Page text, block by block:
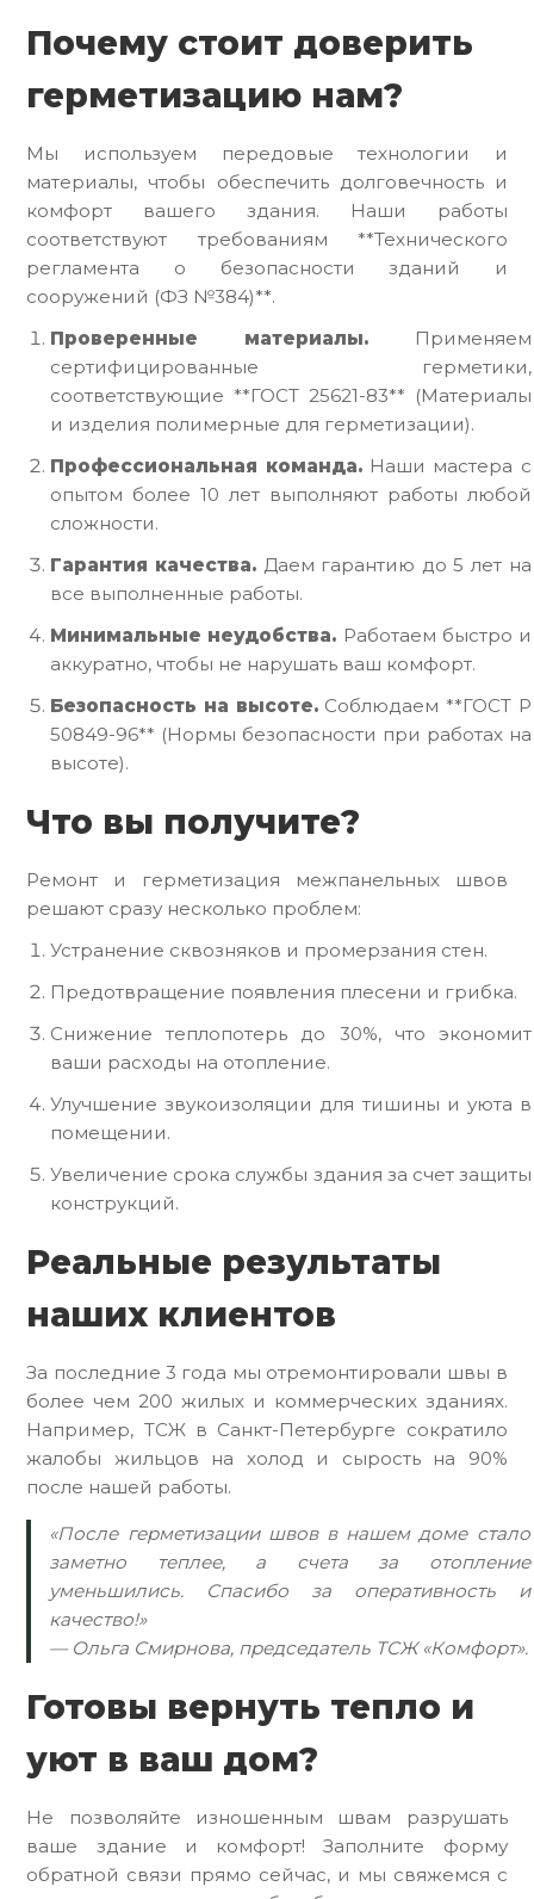
Почему стоит доверить
герметизацию нам?
Мы используем передовые технологии и
материалы, чтобы обеспечить долговечность и
комфорт вашего здания. Наши работы
соответствуют требованиям **Технического
регламента о безопасности зданий и
сооружений (ФЗ №384)**.
Проверенные материалы. Применяем
сертифицированные герметики,
соответствующие **ГОСТ 25621-83** (Материалы
и изделия полимерные для герметизации).
Профессиональная команда.Наши мастера с
опытом более 10 лет выполняют работы любой
сложности.
Гарантия качества. Даем гарантию до 5 лет на
все выполненные работы.
Минимальные неудобства. Работаем быстро и
аккуратно, чтобы не нарушать ваш комфорт.
Безопасность на высоте.Соблюдаем **ГОСТ Р
50849-96** (Нормы безопасности при работах на
высоте).
Что вы получите?
Ремонт и герметизация межпанельных швов
решают сразу несколько проблем:
Устранение сквозняков и промерзания стен.
Предотвращение появления плесени и грибка.
Снижение теплопотерь до 30%, что экономит
ваши расходы на отопление.
Улучшение звукоизоляции для тишины и уюта в
помещении.
Увеличение срока службы здания за счет защиты
конструкций.
Реальные результаты
наших клиентов
За последние 3 года мы отремонтировали швы в
более чем 200 жилых и коммерческих зданиях.
Например, ТСЖ в Санкт-Петербурге сократило
жалобы жильцов на холод и сырость на 90%
после нашей работы.
«После герметизации швов в нашем доме стало
заметно теплее, а счета за отопление
уменьшились. Спасибо за оперативность и
качество!»
— Ольга Смирнова, председатель ТСЖ «Комфорт».
Готовы вернуть тепло и
уют в ваш дом?
Не позволяйте изношенным швам разрушать
ваше здание и комфорт! Заполните форму
обратной связи прямо сейчас, и мы свяжемся с